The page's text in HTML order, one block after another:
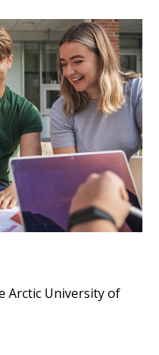
Arctic University of